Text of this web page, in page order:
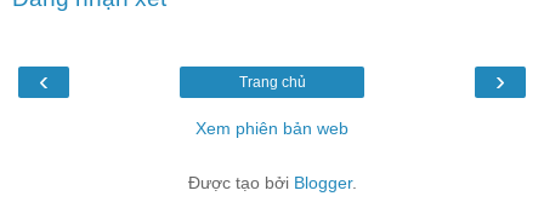
‹ ›
Trang chủ
Xem phiên bản web
Được tạo bởi Blogger.